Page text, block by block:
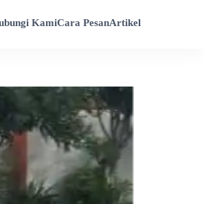
KamiCara PesanArtikel